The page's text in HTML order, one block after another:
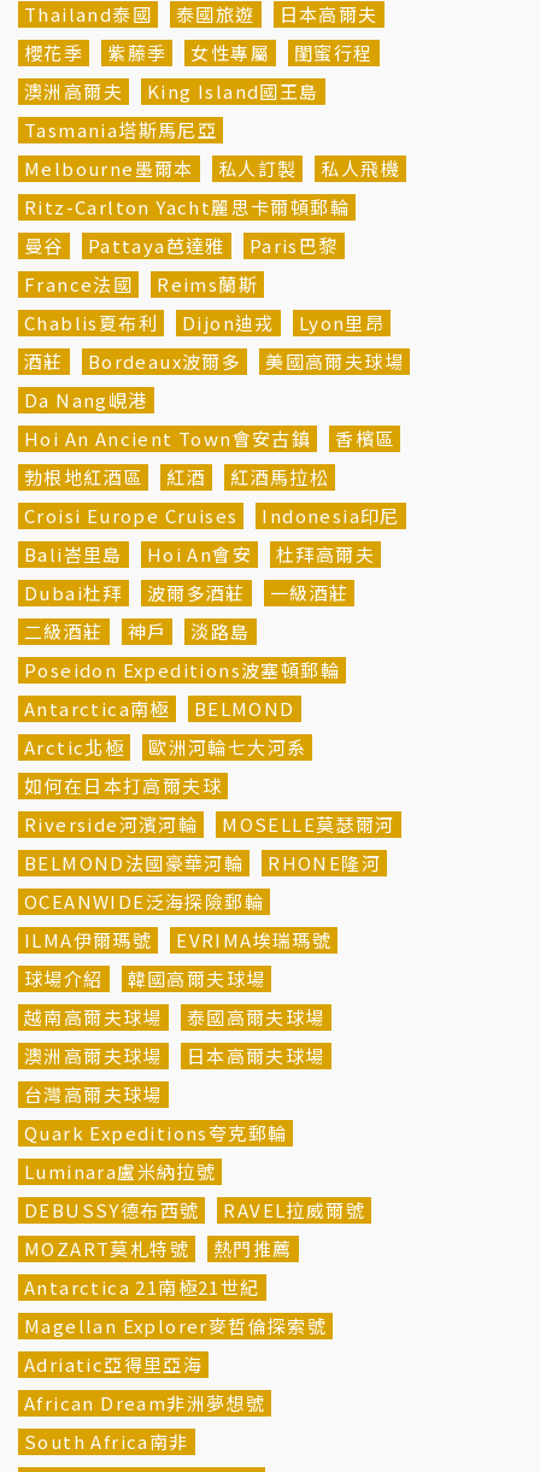
Thailand泰國
泰國旅遊
日本高爾夫
櫻花季
紫藤季 女性專屬
閨蜜行程
澳洲高爾夫
King Island國王島
Tasmania塔斯馬尼亞
Melbourne墨爾本
私人訂製
私人飛機
Ritz-Carlton Yacht麗思卡爾頓郵輪
曼谷
Pattaya芭達雅
Paris巴黎
France法國
Reims蘭斯
Chablis夏布利
Dijon迪戎
Lyon里昂
酒莊
Bordeaux波爾多
美國高爾夫球場
Da Nang峴港
Hoi An Ancient Town會安古鎮
香檳區
勃根地紅酒區
紅酒
紅酒馬拉松
Croisi Europe Cruises
Indonesia印尼
Bali峇里島
Hoi An會安
杜拜高爾夫
Dubai杜拜
波爾多酒莊
一級酒莊
二級酒莊
神戶
淡路島
Poseidon Expeditions波塞頓郵輪
Antarctica南極
BELMOND
Arctic北極
歐洲河輪七大河系
如何在日本打高爾夫球
Riverside河濱河輪
MOSELLE莫瑟爾河
BELMOND法國豪華河輪
RHONE隆河
OCEANWIDE泛海探險郵輪
ILMA伊爾瑪號
EVRIMA埃瑞瑪號
球場介紹
韓國高爾夫球場
越南高爾夫球場
泰國高爾夫球場
澳洲高爾夫球場
日本高爾夫球場
台灣高爾夫球場
Quark Expeditions夸克郵輪
Luminara盧米納拉號
DEBUSSY德布西號
RAVEL拉威爾號
MOZART莫札特號
熱門推薦
Antarctica 21南極21世紀
Magellan Explorer麥哲倫探索號
Adriatic亞得里亞海
African Dream非洲夢想號
South Africa南非